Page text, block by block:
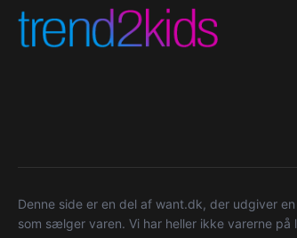
Denne side er en del af want.dk, der udgiver
som sælger varen. Vi har heller ikke varerne på